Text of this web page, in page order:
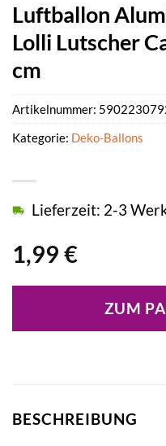
Luftballon
Lolli Lutscher
cm
1,99 €
Lieferzeit: 2-3
ZUM
Artikelnummer:
Kategorie: Deko-Ballons
BESCHREIBUNG